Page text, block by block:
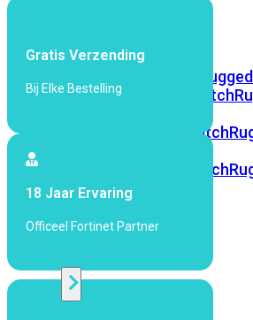
FortiSwitchRugged
108F
424F-
POE
Gratis Verzending
Bij Elke Bestelling
18 Jaar Ervaring
Officeel Fortinet Partner